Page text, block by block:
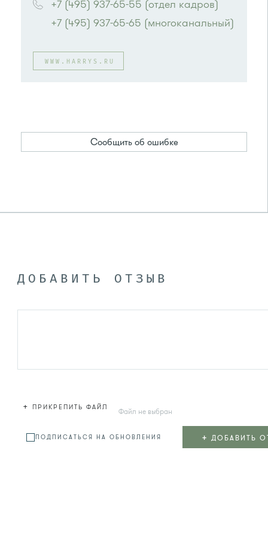
+7 (495) 937-65-55 (отдел кадров)
+7 (495) 937-65-65 (многоканальный)
WWW.HARRYS.RU
Сообщить об ошибке
ДОБАВИТЬ ОТЗЫВ
+ ПРИКРЕПИТЬ ФАЙЛ Файл не выбран
ПОДПИСАТЬСЯ НА ОБНОВЛЕНИЯ + ДОБАВИТЬ